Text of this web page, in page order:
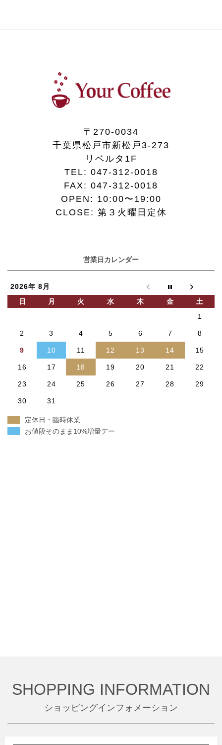
〒270-0034
千葉県松戸市新松戸3-273
リベルタ1F
TEL: 047-312-0018
FAX: 047-312-0018
OPEN: 10:00〜19:00
CLOSE: 第３火曜日定休
営業日カレンダー
2026年 8月
日
月 火 水 木 金
土
1
2 3 4 5 6 7 8
9 10 11 12 13 14 15
16 17 18 19 20 21 22
23 24 25 26 27 28 29
30 31
定休日・臨時休業
お値段そのまま10%増量デー
SHOPPING INFORMATION
ショッピングインフォメーション